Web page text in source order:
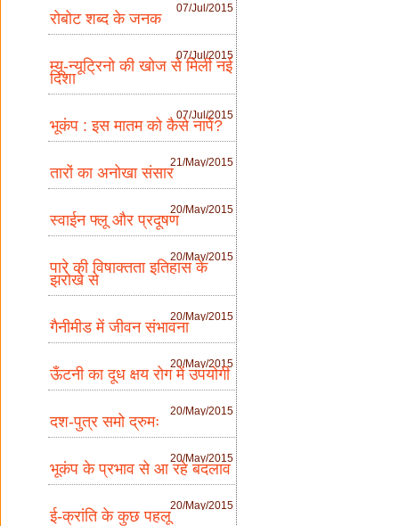
07/Jul/2015
रोबोट शब्द के जनक
07/Jul/2015
म्यू-न्यूट्रिनो की खोज से मिली नई
दिशा
07/Jul/2015
भूकंप : इस मातम को कैसे नापें?
21/May/2015
तारों का अनोखा संसार
20/May/2015
स्वाईन फ्लू और प्रदूषण
20/May/2015
पारे की विषाक्तता इतिहास के
झरोखे से
20/May/2015
गैनीमीड में जीवन संभावना
20/May/2015
ऊँटनी का दूध क्षय रोग में उपयोगी
20/May/2015
दश-पुत्र समो द्रुमः
20/May/2015
भूकंप के प्रभाव से आ रहे बदलाव
20/May/2015
ई-क्रांति के कुछ पहलू